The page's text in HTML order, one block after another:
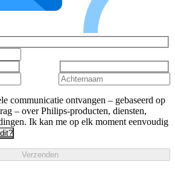
communicatie ontvangen – gebaseerd op
– over Philips-producten, diensten,
Ik kan me op elk moment eenvoudig
Verzenden